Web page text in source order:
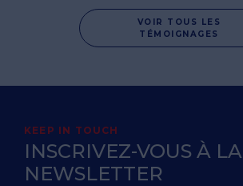
VOIR TOUS LES
TÉMOIGNAGES
KEEP IN TOUCH
INSCRIVEZ-VOUS À LA
NEWSLETTER